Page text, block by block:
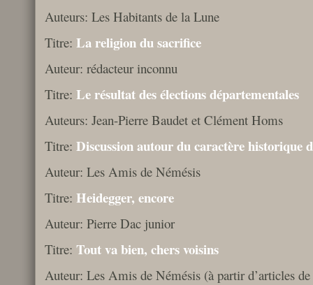
Auteurs: Les Habitants de la Lune
Titre: La religion du sacrifice
Auteur: rédacteur inconnu
Titre: Le résultat des élections départementales
Auteurs: Jean-Pierre Baudet et Clément Homs
Titre: Discussion autour du caractère historique
Auteur: Les Amis de Némésis
Titre: Heidegger, encore
Auteur: Pierre Dac junior
Titre: Tout va bien, chers voisins
Auteur: Les Amis de Némésis (à partir d’articles